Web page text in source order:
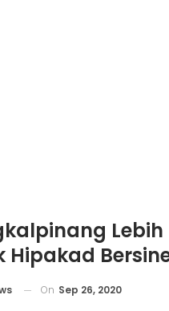
Lebih
Hipakad
On Sep 26, 2020